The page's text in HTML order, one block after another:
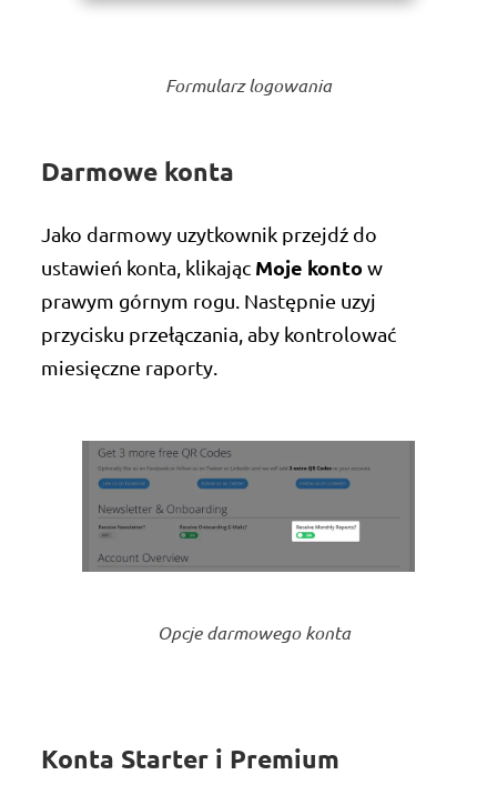
Formularz logowania
Darmowe konta
Jako darmowy uzytkownik przejdź do
ustawień konta, klikając Moje konto w
prawym górnym rogu. Następnie uzyj
przycisku przełączania, aby kontrolować
miesięczne raporty.
Opcje darmowego konta
Konta Starter i Premium